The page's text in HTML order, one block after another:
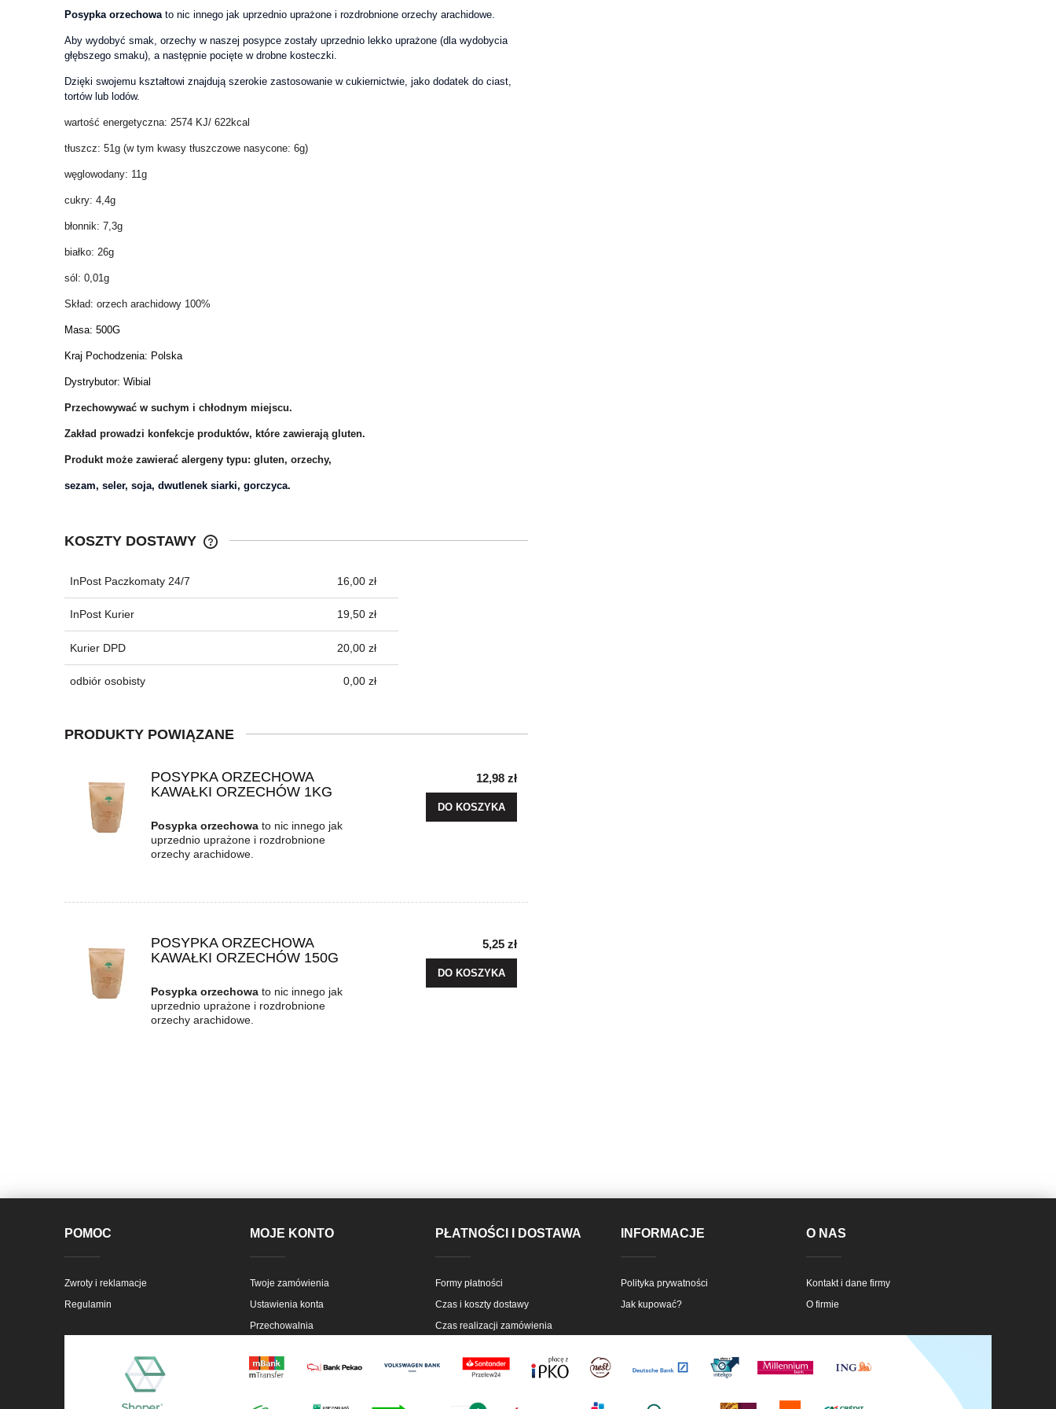
Posypka orzechowato nic innego jak uprzednio uprażone i rozdrobnione orzechy arachidowe.
Aby wydobyć smak, orzechy w naszej posypce zostały uprzednio lekko uprażone (dla wydobycia
głębszego smaku), a następnie pocięte w drobne kosteczki.
Dzięki swojemu kształtowi znajdują szerokie zastosowanie w cukiernictwie, jako dodatek do ciast,
tortów lub lodów.
wartość energetyczna: 2574 KJ/ 622kcal
tłuszcz: 51g (w tym kwasy tłuszczowe nasycone: 6g)
węglowodany: 11g
cukry: 4,4g
błonnik: 7,3g
białko: 26g
sól: 0,01g
Skład: orzech arachidowy 100%
Masa: 500G
Kraj Pochodzenia: Polska
Dystrybutor: Wibial
Przechowywać w suchym i chłodnym miejscu.
Zakład prowadzi konfekcje produktów, które zawierają gluten.
Produkt może zawierać alergeny typu: gluten, orzechy,
sezam, seler, soja, dwutlenek siarki, gorczyca.
KOSZTY DOSTAWY
CENA NIE ZAWIERA EWENTUALNYCH
KOSZTÓW PŁATNOŚCI
InPost Paczkomaty 24/7 16,00 zł
InPost Kurier 19,50 zł
Kurier DPD 20,00 zł
odbiór osobisty 0,00 zł
PRODUKTY POWIĄZANE
POSYPKA ORZECHOWA
KAWAŁKI ORZECHÓW 1KG
Posypka orzechowato nic innego jak
uprzednio uprażone i rozdrobnione
orzechy arachidowe.
12,98 zł
DO KOSZYKA
POSYPKA ORZECHOWA
KAWAŁKI ORZECHÓW 150G
Posypka orzechowato nic innego jak
uprzednio uprażone i rozdrobnione
orzechy arachidowe.
5,25 zł
DO KOSZYKA
POMOC
Zwroty i reklamacje
Regulamin
MOJE KONTO
Twoje zamówienia
Ustawienia konta
Przechowalnia
PŁATNOŚCI I DOSTAWA
Formy płatności
Czas i koszty dostawy
Czas realizacji zamówienia
INFORMACJE
Polityka prywatności
Jak kupować?
O NAS
Kontakt i dane firmy
O firmie